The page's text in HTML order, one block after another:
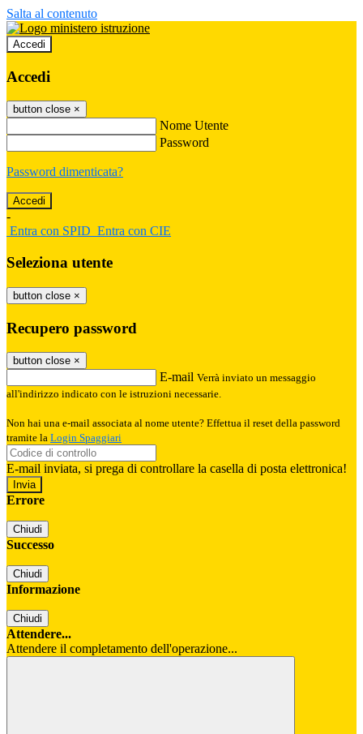
Salta al contenuto
Accedi
Accedi
button close ×
Nome Utente
Password
Password dimenticata?
-
Entra con SPID Entra con CIE
Seleziona utente
button close ×
Recupero password
button close ×
E-mail Verrà inviato un messaggio
all'indirizzo indicato con le istruzioni necessarie.
Non hai una e-mail associata al nome utente? Effettua il reset della password
tramite la Login Spaggiari
E-mail inviata, si prega di controllare la casella di posta elettronica!
Errore
Chiudi
Successo
Chiudi
Informazione
Chiudi
Attendere...
Attendere il completamento dell'operazione...